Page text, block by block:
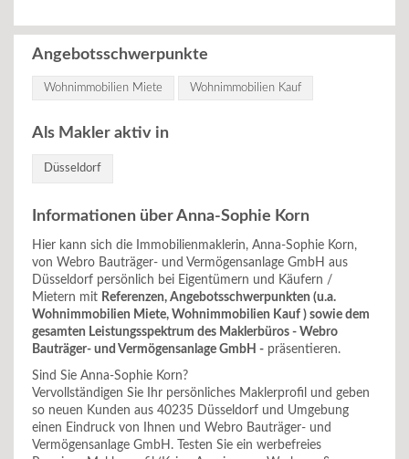
Angebotsschwerpunkte
Wohnimmobilien Miete Wohnimmobilien Kauf
Als Makler aktiv in
Düsseldorf
Informationen über Anna-Sophie Korn
Hier kann sich die Immobilienmaklerin, Anna-Sophie Korn,
von Webro Bauträger- und Vermögensanlage GmbH aus
Düsseldorf persönlich bei Eigentümern und Käufern /
Mietern mit Referenzen, Angebotsschwerpunkten (u.a.
Wohnimmobilien Miete, Wohnimmobilien Kauf ) sowie dem
gesamten Leistungsspektrum des Maklerbüros - Webro
Bauträger- und Vermögensanlage GmbH - präsentieren.
Sind Sie Anna-Sophie Korn?
Vervollständigen Sie Ihr persönliches Maklerprofil und geben
so neuen Kunden aus 40235 Düsseldorf und Umgebung
einen Eindruck von Ihnen und Webro Bauträger- und
Vermögensanlage GmbH. Testen Sie ein werbefreies